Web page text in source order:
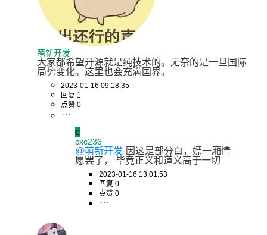
萌新开发
大家都希望开源就是纯技术的。无奈的是一旦国际
局势变化。这里也会充满国界。
2023-01-16 09:18:35
回复 1
点赞 0
c
cxc236
@萌新开发 因这是部分白，嫖一厢情
愿罢了， 毕竟正义和道义高于一切
2023-01-16 13:01:53
回复 0
点赞 0